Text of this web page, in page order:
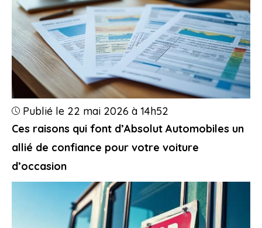
Ces raisons qui font d’Absolut Automobiles un
allié de confiance pour votre voiture
d’occasion
Publié le 22 mai 2026 à 14h52